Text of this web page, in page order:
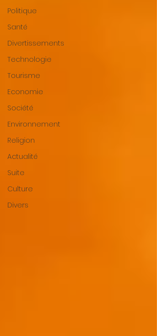
Politique
Santé
Divertissements
Technologie
Tourisme
Economie
Société
Environnement
Religion
Actualité
Suite
Culture
Divers